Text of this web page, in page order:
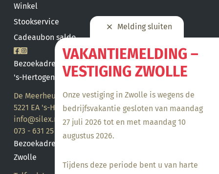
Melding sluiten
VAKANTIEMELDING –
VESTIGING ZWOLLE
Onze vestiging in Zwolle is wegens de
bedrijfsvakantie gesloten van maandag
27 juli 2026 tot en met maandag 10
augustus 2026.
Tijdens deze periode bent u van harte
Winkel
Stookservice
Cadeaubon saldo
Bezoekadres
's-Hertogenbosch
De Meerheuvel 21
5221 EA 's-Hertogenbosch
info@silex.nl
073 - 631 25 28
Bezoekadres
Zwolle